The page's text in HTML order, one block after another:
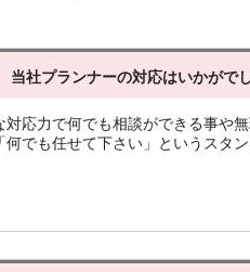
当社プランナーの対応はいかがで
対応力で何でも相談ができる事や
何でも任せて下さい」というスタ